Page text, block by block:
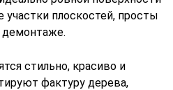
участки плоскостей, просты
стильно, красиво и
фактуру дерева,